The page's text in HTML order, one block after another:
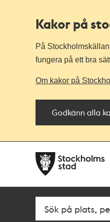
Kakor på
På
fungera på ett bra
Om kakor på
Godkänn alla
navigationen
huvudinnehållet
Fritextsök